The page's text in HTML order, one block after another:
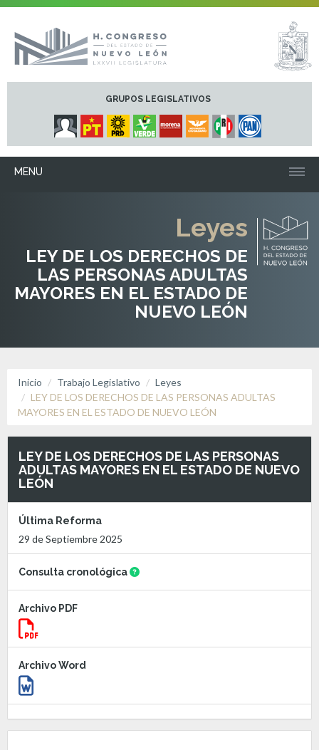
GRUPOS LEGISLATIVOS
MENU
Leyes
LEY DE LOS DERECHOS DE
LAS PERSONAS ADULTAS
MAYORES EN EL ESTADO DE
NUEVO LEÓN
Inicio Trabajo Legislativo
Leyes
LEY DE LOS DERECHOS DE LAS PERSONAS ADULTAS
MAYORES EN EL ESTADO DE NUEVO LEÓN
LEY DE LOS DERECHOS DE LAS PERSONAS
ADULTAS MAYORES EN EL ESTADO DE NUEVO
LEÓN
Última Reforma
29 de Septiembre 2025
Consulta cronológica
Archivo PDF
Archivo Word